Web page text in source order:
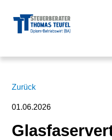
Zurück
01.06.2026